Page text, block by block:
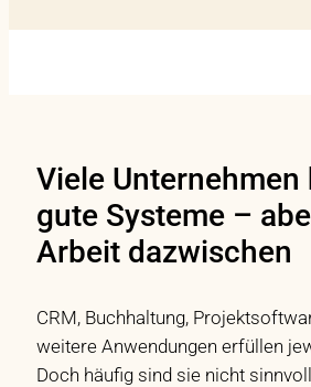
Viele Unternehmen
gute Systeme –
Arbeit dazwischen
CRM, Buchhaltung,
weitere Anwendungen erfüllen
Doch häufig sind sie nicht